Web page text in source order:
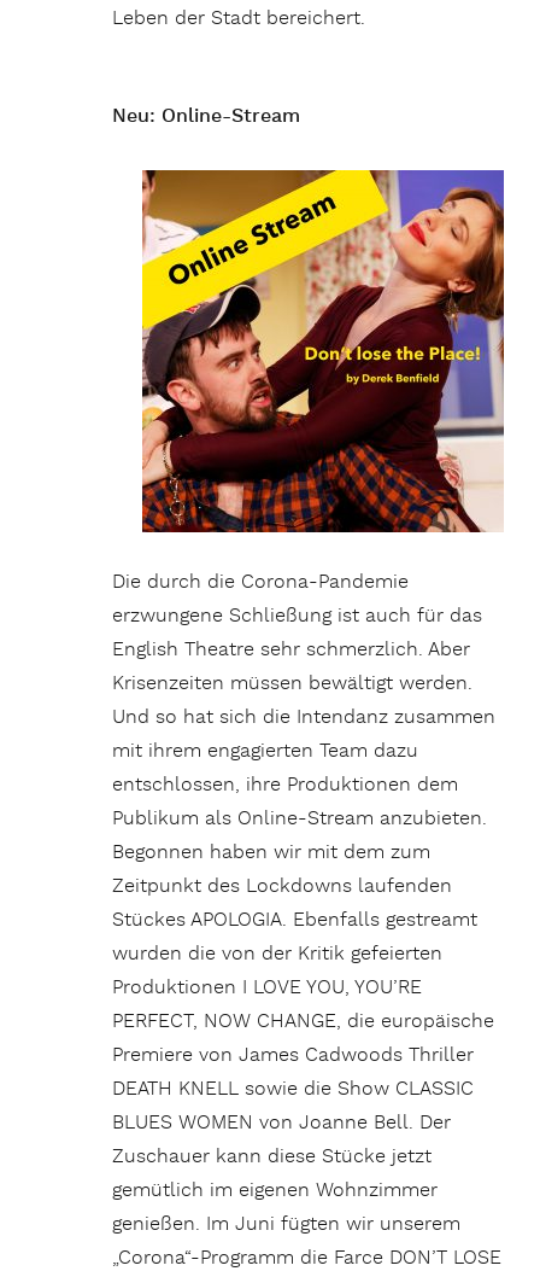
Leben der Stadt bereichert.
Neu: Online-Stream
Die durch die Corona-Pandemie
erzwungene Schließung ist auch für das
English Theatre sehr schmerzlich. Aber
Krisenzeiten müssen bewältigt werden.
Und so hat sich die Intendanz zusammen
mit ihrem engagierten Team dazu
entschlossen, ihre Produktionen dem
Publikum als Online-Stream anzubieten.
Begonnen haben wir mit dem zum
Zeitpunkt des Lockdowns laufenden
Stückes APOLOGIA. Ebenfalls gestreamt
wurden die von der Kritik gefeierten
Produktionen I LOVE YOU, YOU’RE
PERFECT, NOW CHANGE, die europäische
Premiere von James Cadwoods Thriller
DEATH KNELL sowie die Show CLASSIC
BLUES WOMEN von Joanne Bell. Der
Zuschauer kann diese Stücke jetzt
gemütlich im eigenen Wohnzimmer
genießen. Im Juni fügten wir unserem
„Corona“-Programm die Farce DON’T LOSE